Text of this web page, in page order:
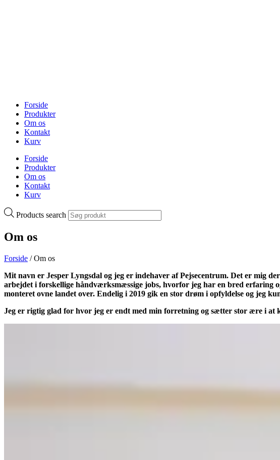
Forside
Produkter
Om os
Kontakt
Kurv
Forside
Produkter
Om os
Kontakt
Kurv
Products search
Om os
Forside / Om os
Mit navn er Jesper Lyngsdal og jeg er indehaver af Pejsecentrum. Det er mig
arbejdet i forskellige håndværksmæssige jobs, hvorfor jeg har en bred erfaring
monteret ovne landet over. Endelig i 2019 gik en stor drøm i opfyldelse og jeg
Jeg er rigtig glad for hvor jeg er endt med min forretning og sætter stor ære i at